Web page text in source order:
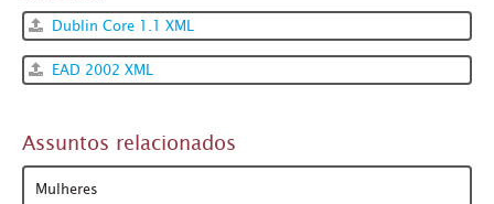
Dublin Core 1.1 XML
EAD 2002 XML
Assuntos relacionados
Mulheres